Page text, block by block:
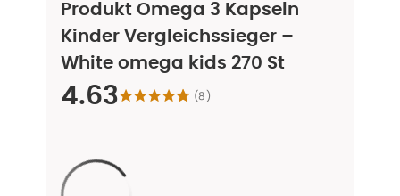
Produkt Omega 3 Kapseln
Kinder Vergleichssieger –
White omega kids 270 St
4.63 (8)